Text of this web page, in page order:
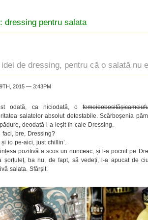
dressing pentru salata
de dressing, pentru că o salată nu
2015 — 3:43PM
odată, ca niciodată, o
salatelor absolut detestabile. Scârboșenia
deodată i-a ieșit în cale Dressing.
faci, bre, Dressing?
io pe-aici, just chillin’.
pozitivă a scos un nunceac, și l-a pocnit pe
șorțuleț, ba nu, de fapt, să vedeți, l-a apucat de
salata. Sfârșit.